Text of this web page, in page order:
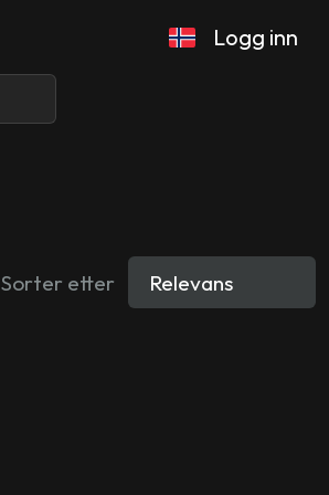
Logg inn
Sorter etter